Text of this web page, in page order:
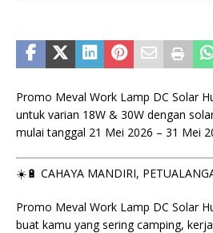
Promo Meval Work Lamp DC Solar
untuk varian 18W & 30W dengan
mulai tanggal 21 Mei 2026 – 31 Mei
☀️🔋 CAHAYA MANDIRI,
Promo Meval Work Lamp DC Solar
buat kamu yang sering camping,